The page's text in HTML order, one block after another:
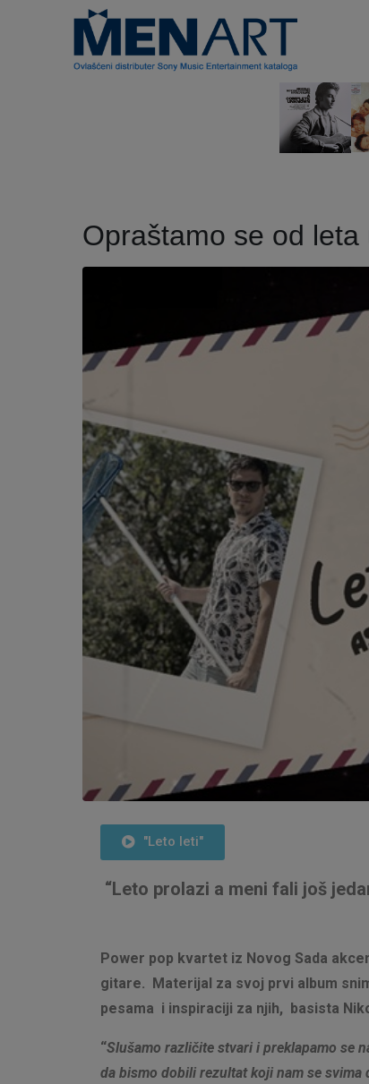
Opraštamo se od leta
"Leto leti"
“Leto prolazi a meni fali još
Power pop kvartet iz Novog Sada
gitare. Materijal za svoj prvi album
pesama i inspiraciji za njih, basista
“Slušamo različite stvari i preklapamo se
da bismo dobili rezultat koji nam se